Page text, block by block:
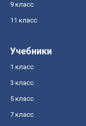
9 класс
11 класс
Учебники
1 класс
3 класс
5 класс
7 класс